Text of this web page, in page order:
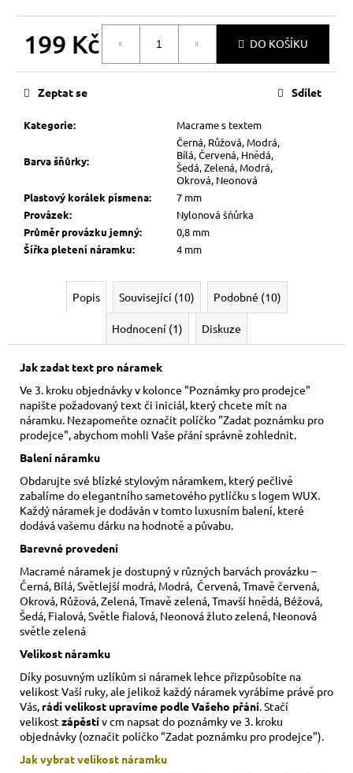
199 Kč DO KOŠÍKU
Kategorie: Macrame s textem
Barva šňůrky:
Černá, Růžová, Modrá,
Bílá, Červená, Hnědá,
Šedá, Zelená, Modrá,
Okrová, Neonová
Plastový korálek písmena:
7 mm
Provázek:
Nylonová šňůrka
Průměr provázku jemný:
0,8 mm
Šířka pletení náramku: 4 mm
Zeptat se Sdílet
Popis Související (10) Podobné (10)
Hodnocení (1) Diskuze
Jak zadat text pro náramek
Ve 3. kroku objednávky v kolonce "Poznámky pro prodejce"
napište požadovaný text či iniciál, který chcete mít na
náramku. Nezapomeňte označit políčko "Zadat poznámku pro
prodejce", abychom mohli Vaše přání správně zohlednit.
Balení náramku
Obdarujte své blízké stylovým náramkem, který pečlivě
zabalíme do elegantního sametového pytlíčku s logem WUX.
Každý náramek je dodáván v tomto luxusním balení, které
dodává vašemu dárku na hodnotě a půvabu.
Barevné provedení
Macramé náramek je dostupný v různých barvách provázku –
Černá, Bílá, Světlejší modrá, Modrá, Červená, Tmavě červená,
Okrová, Růžová, Zelená, Tmavě zelená, Tmavší hnědá, Béžová,
Šedá, Fialová, Světle fialová, Neonová žluto zelená, Neonová
světle zelená
Velikost náramku
Díky posuvným uzlíkům si náramek lehce přizpůsobíte na
velikost Vaší ruky, ale jelikož každý náramek vyrábíme právě pro
Vás, rádi velikost upravíme podle Vašeho přání . Stačí
velikostzápěstív cm napsat do poznámky ve 3. kroku
objednávky (označit políčko "Zadat poznámku pro prodejce").
Jak vybrat velikost náramku